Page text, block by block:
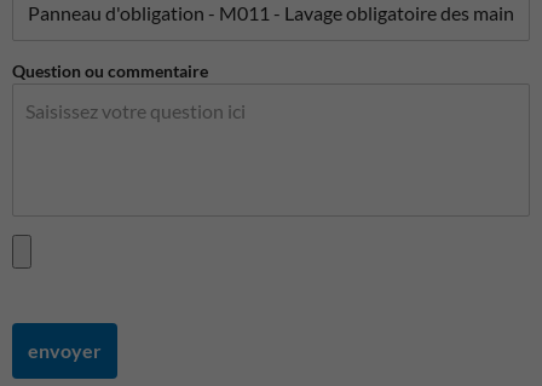
Question ou commentaire
envoyer